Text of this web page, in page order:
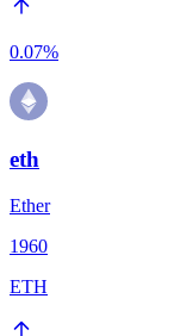
0.07%
eth
Ether
1960
ETH